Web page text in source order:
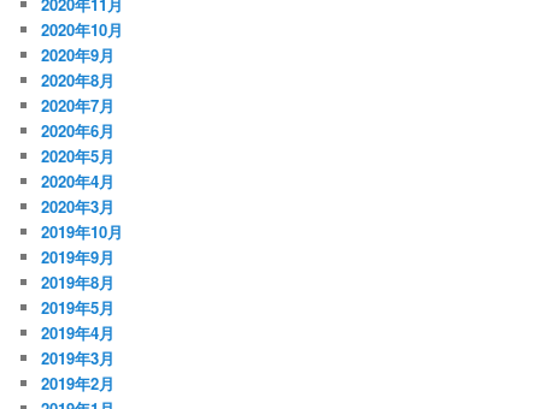
2020年10月
2020年9月
2020年8月
2020年7月
2020年6月
2020年5月
2020年4月
2020年3月
2019年10月
2019年9月
2019年8月
2019年5月
2019年4月
2019年3月
2019年2月